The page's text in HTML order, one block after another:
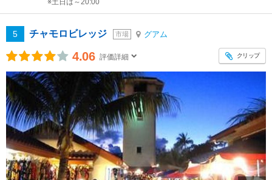
※土日は～20:00
5 チャモロビレッジ 市場 グアム
4.06 評価詳細 クリップ